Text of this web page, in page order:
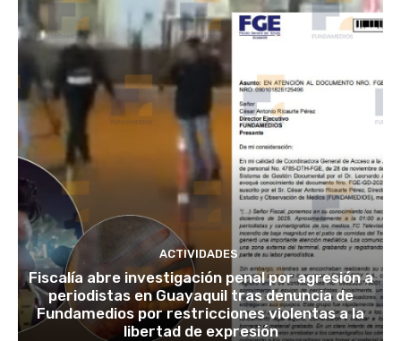
ACTIVIDADES
Fiscalía abre investigación penal por agresión a
periodistas en Guayaquil tras denuncia de
Fundamedios por restricciones violentas a la
libertad de expresión